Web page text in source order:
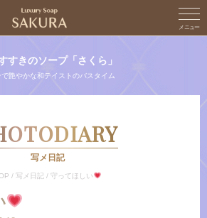
すきのソープ「さくら」
で艶やかな和テイストのバスタイム
写メ日記
/ 写メ日記 / 守ってほしい